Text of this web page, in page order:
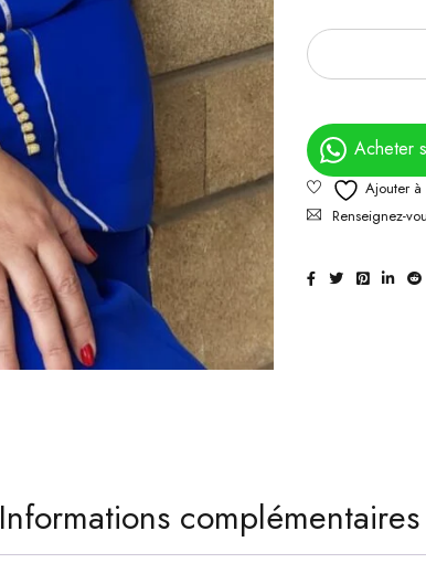
Acheter
Renseignez-
Informations complémentaires